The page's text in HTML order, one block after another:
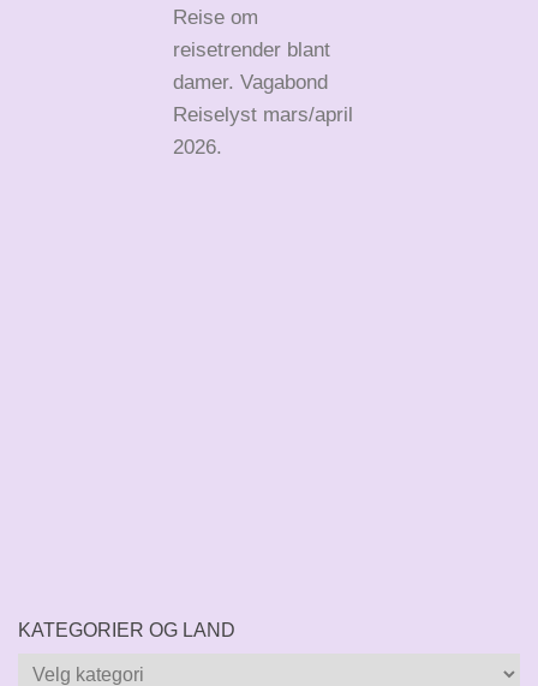
Reise om
reisetrender blant
damer. Vagabond
Reiselyst mars/april
2026.
KATEGORIER OG LAND
Kategorier